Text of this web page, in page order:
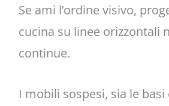
Se ami l’ordine visivo,
cucina su linee orizzontali
continue.
I mobili sospesi, sia le basi